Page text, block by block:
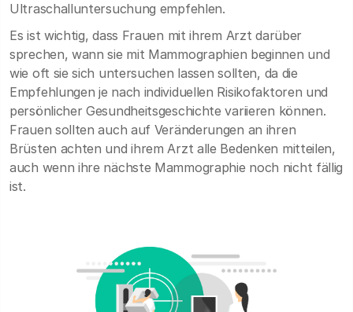
Ultraschalluntersuchung empfehlen.
Es ist wichtig, dass Frauen mit ihrem Arzt darüber
sprechen, wann sie mit Mammographien beginnen und
wie oft sie sich untersuchen lassen sollten, da die
Empfehlungen je nach individuellen Risikofaktoren und
persönlicher Gesundheitsgeschichte variieren können.
Frauen sollten auch auf Veränderungen an ihren
Brüsten achten und ihrem Arzt alle Bedenken mitteilen,
auch wenn ihre nächste Mammographie noch nicht fällig
ist.